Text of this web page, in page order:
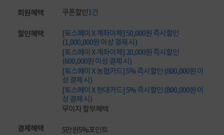
회원혜택 쿠폰할인1건
할인혜택
[토스페이 X 계좌이체] 50,000원 즉시할인
(1,000,000원 이상 결제 시)
[토스페이 X 계좌이체] 20,000원 즉시할인
(600,000원 이상 결제 시)
[토스페이 X 농협카드] 5% 즉시할인 (800,000원 이
상 결제 시)
[토스페이 X 현대카드] 5% 즉시할인 (800,000원 이
상 결제 시)
무이자 할부혜택
결제혜택 5만원5%포인트